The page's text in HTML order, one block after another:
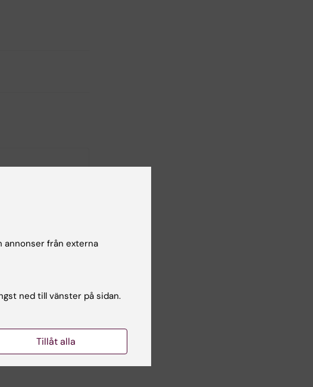
från KI:s
Ukraina
militära
mot
annonser från externa
ned till vänster på sidan.
Tillåt alla